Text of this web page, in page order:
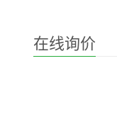
在线询价